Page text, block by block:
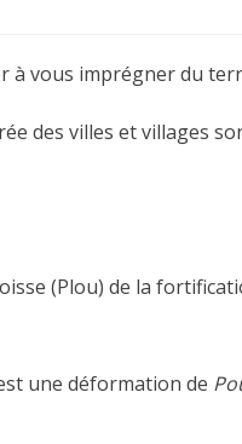
à vous imprégner du
des villes et villages
(Plou) de la
une déformation de